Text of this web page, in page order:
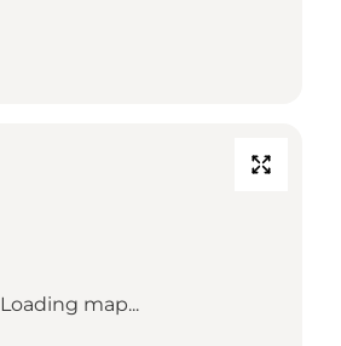
Loading map...